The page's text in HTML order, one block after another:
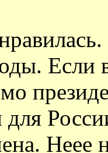
Если
Неее